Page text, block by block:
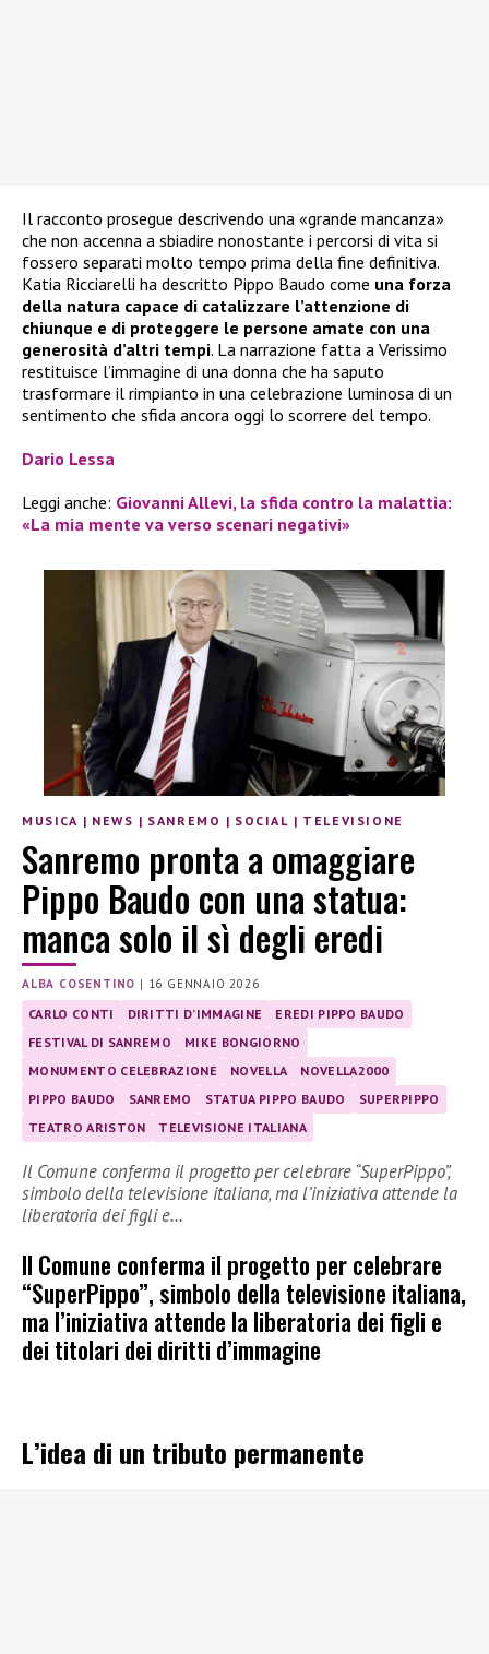
Il racconto prosegue descrivendo una «grande mancanza»
che non accenna a sbiadire nonostante i percorsi di vita si
fossero separati molto tempo prima della fine definitiva.
Katia Ricciarelli ha descritto Pippo Baudo come una forza
della natura capace di catalizzare l’attenzione di
chiunque e di proteggere le persone amate con una
generosità d’altri tempi. La narrazione fatta a Verissimo
restituisce l’immagine di una donna che ha saputo
trasformare il rimpianto in una celebrazione luminosa di un
sentimento che sfida ancora oggi lo scorrere del tempo.
Dario Lessa
Leggi anche: Giovanni Allevi, la sfida contro la malattia:
«La mia mente va verso scenari negativi»
MUSICA | NEWS | SANREMO | SOCIAL | TELEVISIONE
Sanremo pronta a omaggiare
Pippo Baudo con una statua:
manca solo il sì degli eredi
ALBA COSENTINO | 16 GENNAIO 2026
CARLO CONTI DIRITTI D’IMMAGINE
EREDI PIPPO BAUDO
FESTIVAL DI SANREMO
MIKE BONGIORNO
MONUMENTO CELEBRAZIONE
NOVELLA
NOVELLA2000
PIPPO BAUDO
SANREMO STATUA PIPPO BAUDO
SUPERPIPPO
TEATRO ARISTON
TELEVISIONE ITALIANA
Il Comune conferma il progetto per celebrare “SuperPippo”,
simbolo della televisione italiana, ma l’iniziativa attende la
liberatoria dei figli e…
Il Comune conferma il progetto per celebrare
“SuperPippo”, simbolo della televisione italiana,
ma l’iniziativa attende la liberatoria dei figli e
dei titolari dei diritti d’immagine
L’idea di un tributo permanente